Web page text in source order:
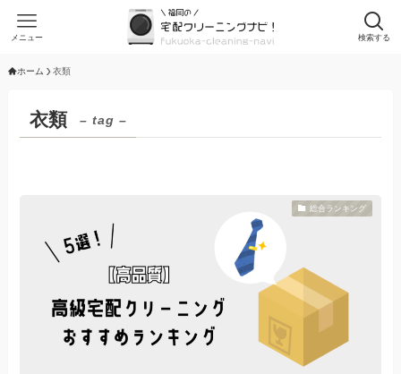
検索する
メニュー
ホーム 衣類
衣類 – tag –
総合ランキング